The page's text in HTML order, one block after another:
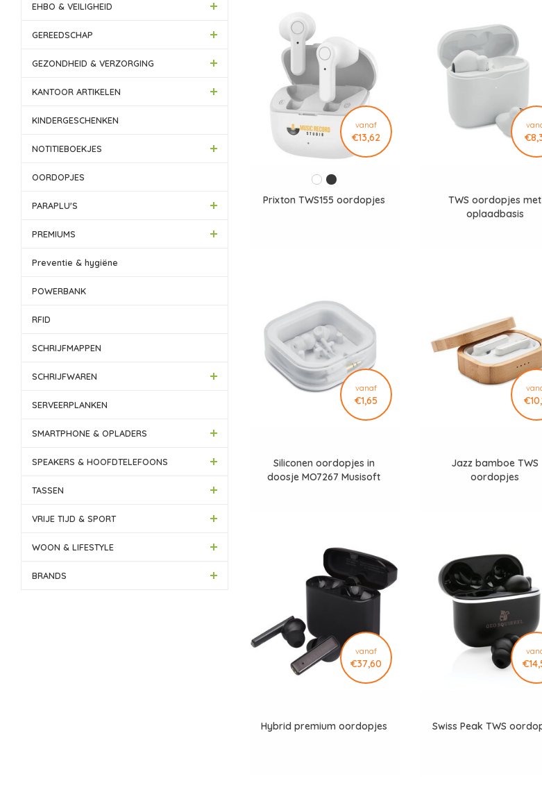
EHBO & VEILIGHEID
GEREEDSCHAP
GEZONDHEID & VERZORGING
KANTOOR ARTIKELEN
KINDERGESCHENKEN
NOTITIEBOEKJES
OORDOPJES
PARAPLU'S
PREMIUMS
Preventie & hygiëne
POWERBANK
RFID
SCHRIJFMAPPEN
SCHRIJFWAREN
SERVEERPLANKEN
SMARTPHONE & OPLADERS
SPEAKERS & HOOFDTELEFOONS
TASSEN
VRIJE TIJD & SPORT
WOON & LIFESTYLE
BRANDS
vanaf
€13,62
Prixton TWS155 oordopjes
TWS oordopjes met
oplaadbasis
vanaf
€1,65
Siliconen oordopjes in
doosje MO7267 Musisoft
Jazz bamboe TWS
oordopjes
vanaf
€37,60
Hybrid premium oordopjes Swiss Peak TWS